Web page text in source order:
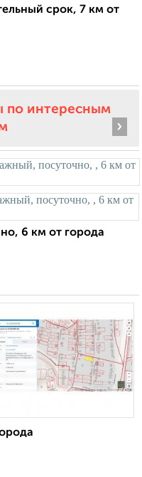
срок, 7 км от
по интересным
›
6 км от города